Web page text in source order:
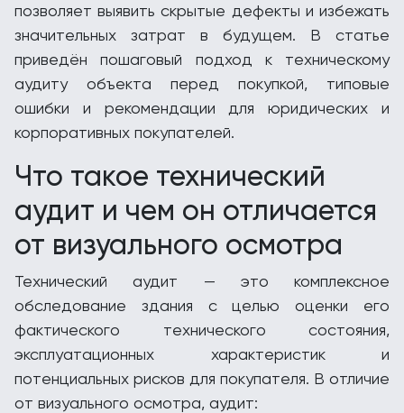
позволяет выявить скрытые дефекты и избежать
значительных затрат в будущем. В статье
приведён пошаговый подход к техническому
аудиту объекта перед покупкой, типовые
ошибки и рекомендации для юридических и
корпоративных покупателей.
Что такое технический
аудит и чем он отличается
от визуального осмотра
Технический аудит — это комплексное
обследование здания с целью оценки его
фактического технического состояния,
эксплуатационных характеристик и
потенциальных рисков для покупателя. В отличие
от визуального осмотра, аудит: